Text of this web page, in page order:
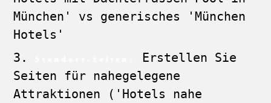
München' vs generisches 'München
Hotels'
Erstellen Sie
Seiten für nahegelegene
Attraktionen ('Hotels nahe